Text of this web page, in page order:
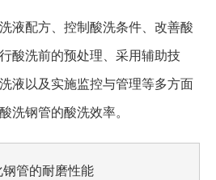
液配方、控制酸洗条件、改善酸
酸洗前的预处理、采用辅助技
液以及实施监控与管理等多方面
洗钢管的酸洗效率。
管的耐磨性能